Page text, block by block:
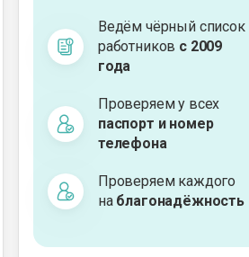
Ведём чёрный список
работников с 2009
года
Проверяем у всех
паспорт и номер
телефона
Проверяем каждого
на благонадёжность